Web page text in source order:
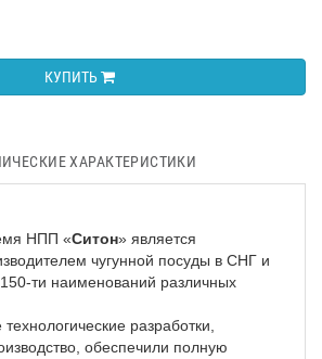
КУПИТЬ
ХАРАКТЕРИСТИКИ
НПП «Ситон» является
чугунной посуды в СНГ и
ти наименований различных
разработки,
обеспечили полную